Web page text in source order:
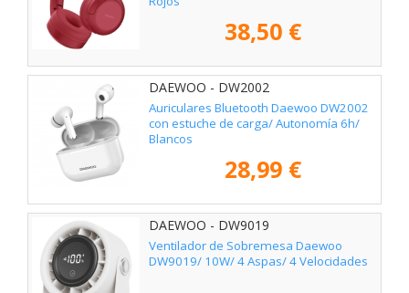
38,50 €
DAEWOO - DW2002
Auriculares Bluetooth Daewoo DW2002
con estuche de carga/ Autonomía 6h/
Blancos
28,99 €
DAEWOO - DW9019
Ventilador de Sobremesa Daewoo
DW9019/ 10W/ 4 Aspas/ 4 Velocidades